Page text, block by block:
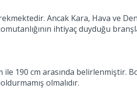
Ancak Kara, Hava ve
ihtiyaç duyduğu
ile 190 cm arasında
olmalıdır.